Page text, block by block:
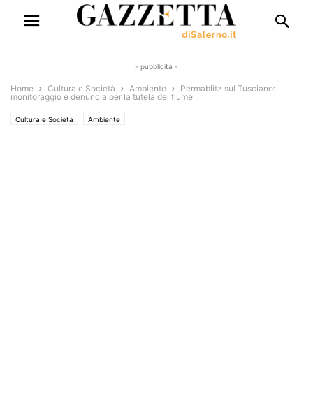
- pubblicità -
Home Cultura e Società Ambiente
Permablitz sul Tusciano:
monitoraggio e denuncia per la tutela del fiume
Cultura e Società Ambiente